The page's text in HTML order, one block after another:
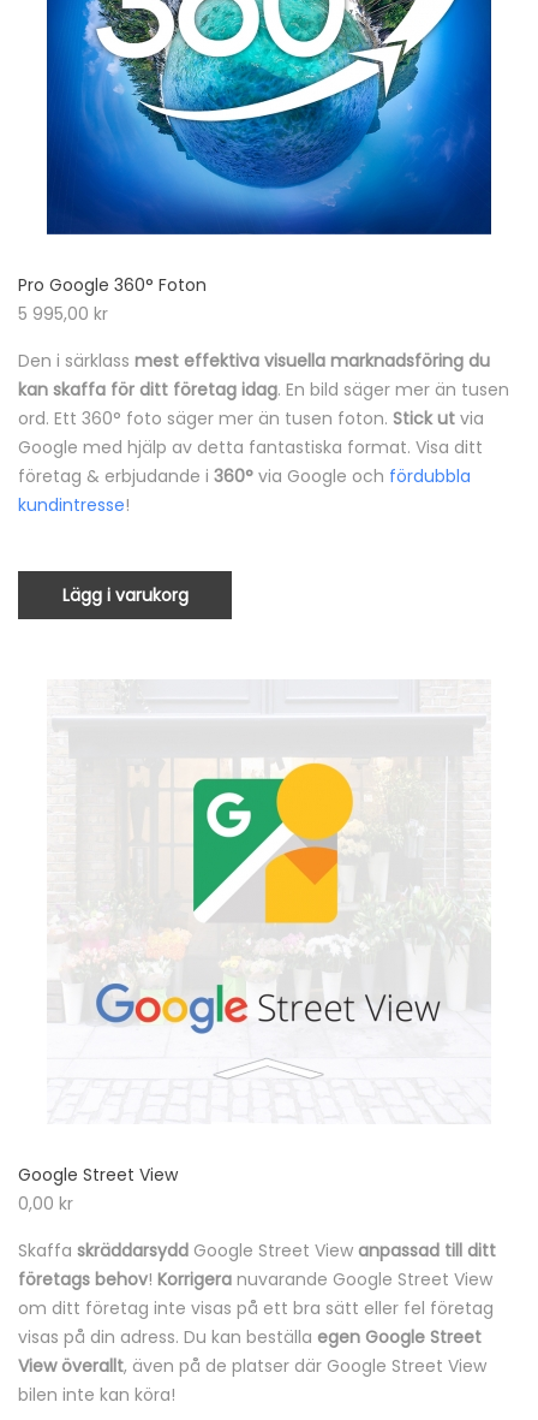
Pro Google 360° Foton
5 995,00 kr
Den i särklass mest effektiva visuella marknadsföring du
kan skaffa för ditt företag idag. En bild säger mer än tusen
ord. Ett 360° foto säger mer än tusen foton. Stick ut via
Google med hjälp av detta fantastiska format. Visa ditt
företag & erbjudande i 360° via Google och fördubbla
kundintresse!
Lägg i varukorg
Google Street View
0,00 kr
Skaffa skräddarsydd Google Street View anpassad till ditt
företags behov! Korrigera nuvarande Google Street View
om ditt företag inte visas på ett bra sätt eller fel företag
visas på din adress. Du kan beställa egen Google Street
View överallt, även på de platser där Google Street View
bilen inte kan köra!